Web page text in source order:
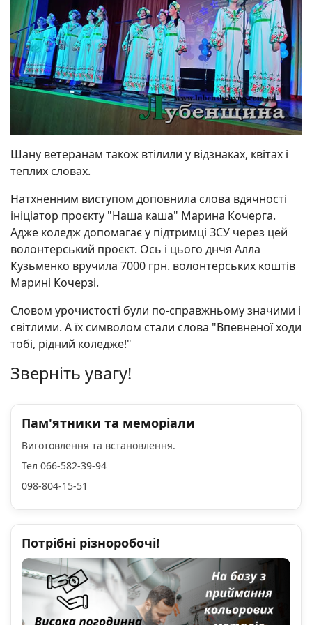
Шану ветеранам також втілили у відзнаках, квітах і
теплих словах.
Натхненним виступом доповнила слова вдячності
ініціатор проєкту "Наша каша" Марина Кочерга.
Адже коледж допомагає у підтримці ЗСУ через цей
волонтерський проєкт. Ось і цього днчя Алла
Кузьменко вручила 7000 грн. волонтерських коштів
Марині Кочерзі.
Словом урочистості були по-справжньому значими і
світлими. А їх символом стали слова "Впевненої ходи
тобі, рідний коледже!"
Зверніть увагу!
Пам'ятники та меморіали
Виготовлення та встановлення.
Тел 066-582-39-94
098-804-15-51
Потрібні різноробочі!